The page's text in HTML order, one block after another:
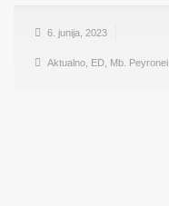
6. junija, 2023
Aktualno ED Mb. Peyronei